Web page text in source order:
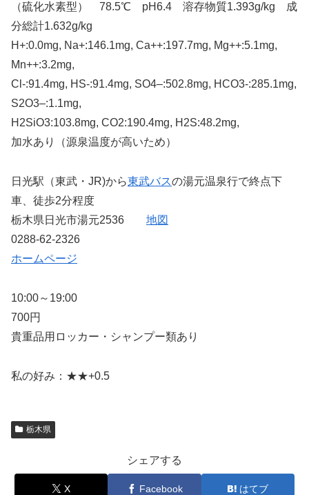
（硫化水素型） 78.5℃ pH6.4 溶存物質1.393g/kg 成
分総計1.632g/kg
H+:0.0mg, Na+:146.1mg, Ca++:197.7mg, Mg++:5.1mg,
Mn++:3.2mg,
Cl-:91.4mg, HS-:91.4mg, SO4–:502.8mg, HCO3-:285.1mg,
S2O3–:1.1mg,
H2SiO3:103.8mg, CO2:190.4mg, H2S:48.2mg,
加水あり（源泉温度が高いため）
日光駅（東武・JR)から東武バスの湯元温泉行で終点下
車、徒歩2分程度
栃木県日光市湯元2536 地図
0288-62-2326
ホームページ
10:00～19:00
700円
貴重品用ロッカー・シャンプー類あり
私の好み：★★+0.5
栃木県
シェアする
X Facebook はてブ